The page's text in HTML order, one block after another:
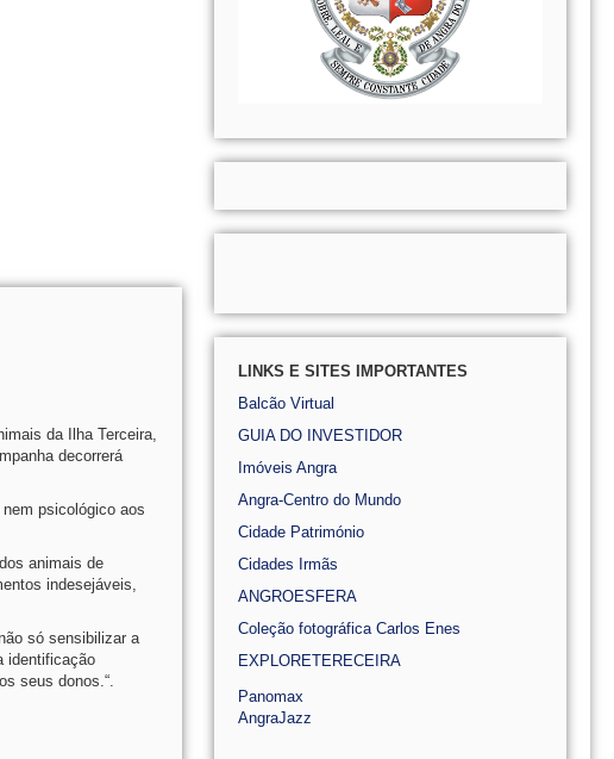
da Ilha Terceira,
decorrerá
psicológico aos
animais de
indesejáveis,
só sensibilizar a
identificação
seus donos.“.
LINKS E SITES IMPORTANTES
Balcão Virtual
GUIA DO INVESTIDOR
Imóveis Angra
Angra-Centro do Mundo
Cidade Património
Cidades Irmãs
ANGROESFERA
Coleção fotográfica Carlos Enes
EXPLORETERECEIRA
Panomax
AngraJazz